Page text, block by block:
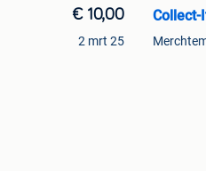
€ 10,00
2 mrt 25
Collect-